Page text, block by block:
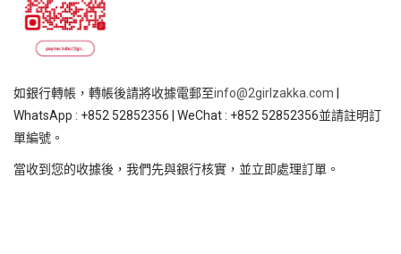
如銀行轉帳，轉帳後請將收據電郵至info@2girlzakka.com
WhatsApp : +852 52852356 | WeChat : +852 52852356並請註明訂
單編號。
當收到您的收據後，我們先與銀行核實，並立即處理訂單。